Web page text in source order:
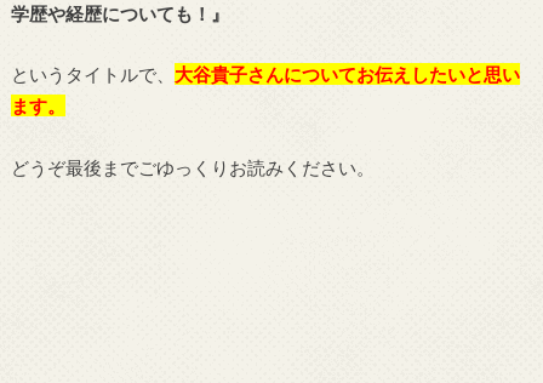
学歴や経歴についても！』
というタイトルで、 大谷貴子さんについてお伝えしたいと思い
ます。
どうぞ最後までごゆっくりお読みください。